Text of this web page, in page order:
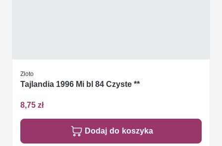
Złoto
Tajlandia 1996 Mi bl 84 Czyste **
8,75 zł
Dodaj do koszyka